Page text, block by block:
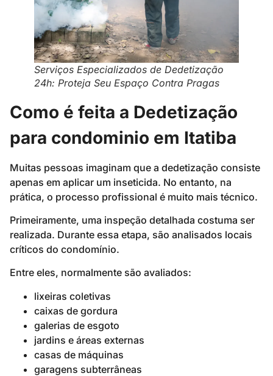
Serviços Especializados de Dedetização
24h: Proteja Seu Espaço Contra Pragas
Como é feita a Dedetização
para condominio em Itatiba
Muitas pessoas imaginam que a dedetização consiste
apenas em aplicar um inseticida. No entanto, na
prática, o processo profissional é muito mais técnico.
Primeiramente, uma inspeção detalhada costuma ser
realizada. Durante essa etapa, são analisados locais
críticos do condomínio.
Entre eles, normalmente são avaliados:
lixeiras coletivas
caixas de gordura
galerias de esgoto
jardins e áreas externas
casas de máquinas
garagens subterrâneas